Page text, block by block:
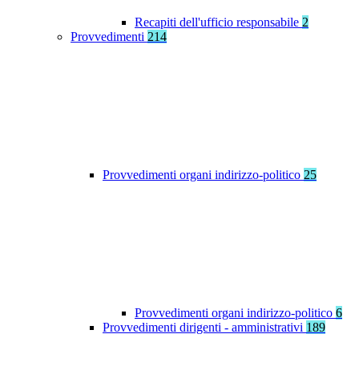
Recapiti dell'ufficio responsabile 2
Provvedimenti 214
Provvedimenti organi indirizzo-politico 25
Provvedimenti organi indirizzo-politico 6
Provvedimenti dirigenti - amministrativi 189